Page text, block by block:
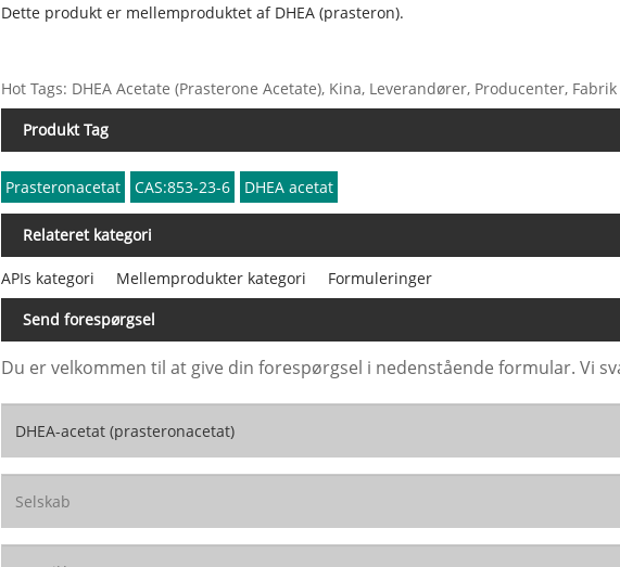
Dette produkt er mellemproduktet af DHEA (prasteron).
Hot Tags: DHEA Acetate (Prasterone Acetate), Kina, Leverandører, Producenter, Fabrik
Produkt Tag
Prasteronacetat CAS:853-23-6 DHEA acetat
Relateret kategori
APIs kategori Mellemprodukter kategori Formuleringer
Send forespørgsel
Du er velkommen til at give din forespørgsel i nedenstående formular. Vi